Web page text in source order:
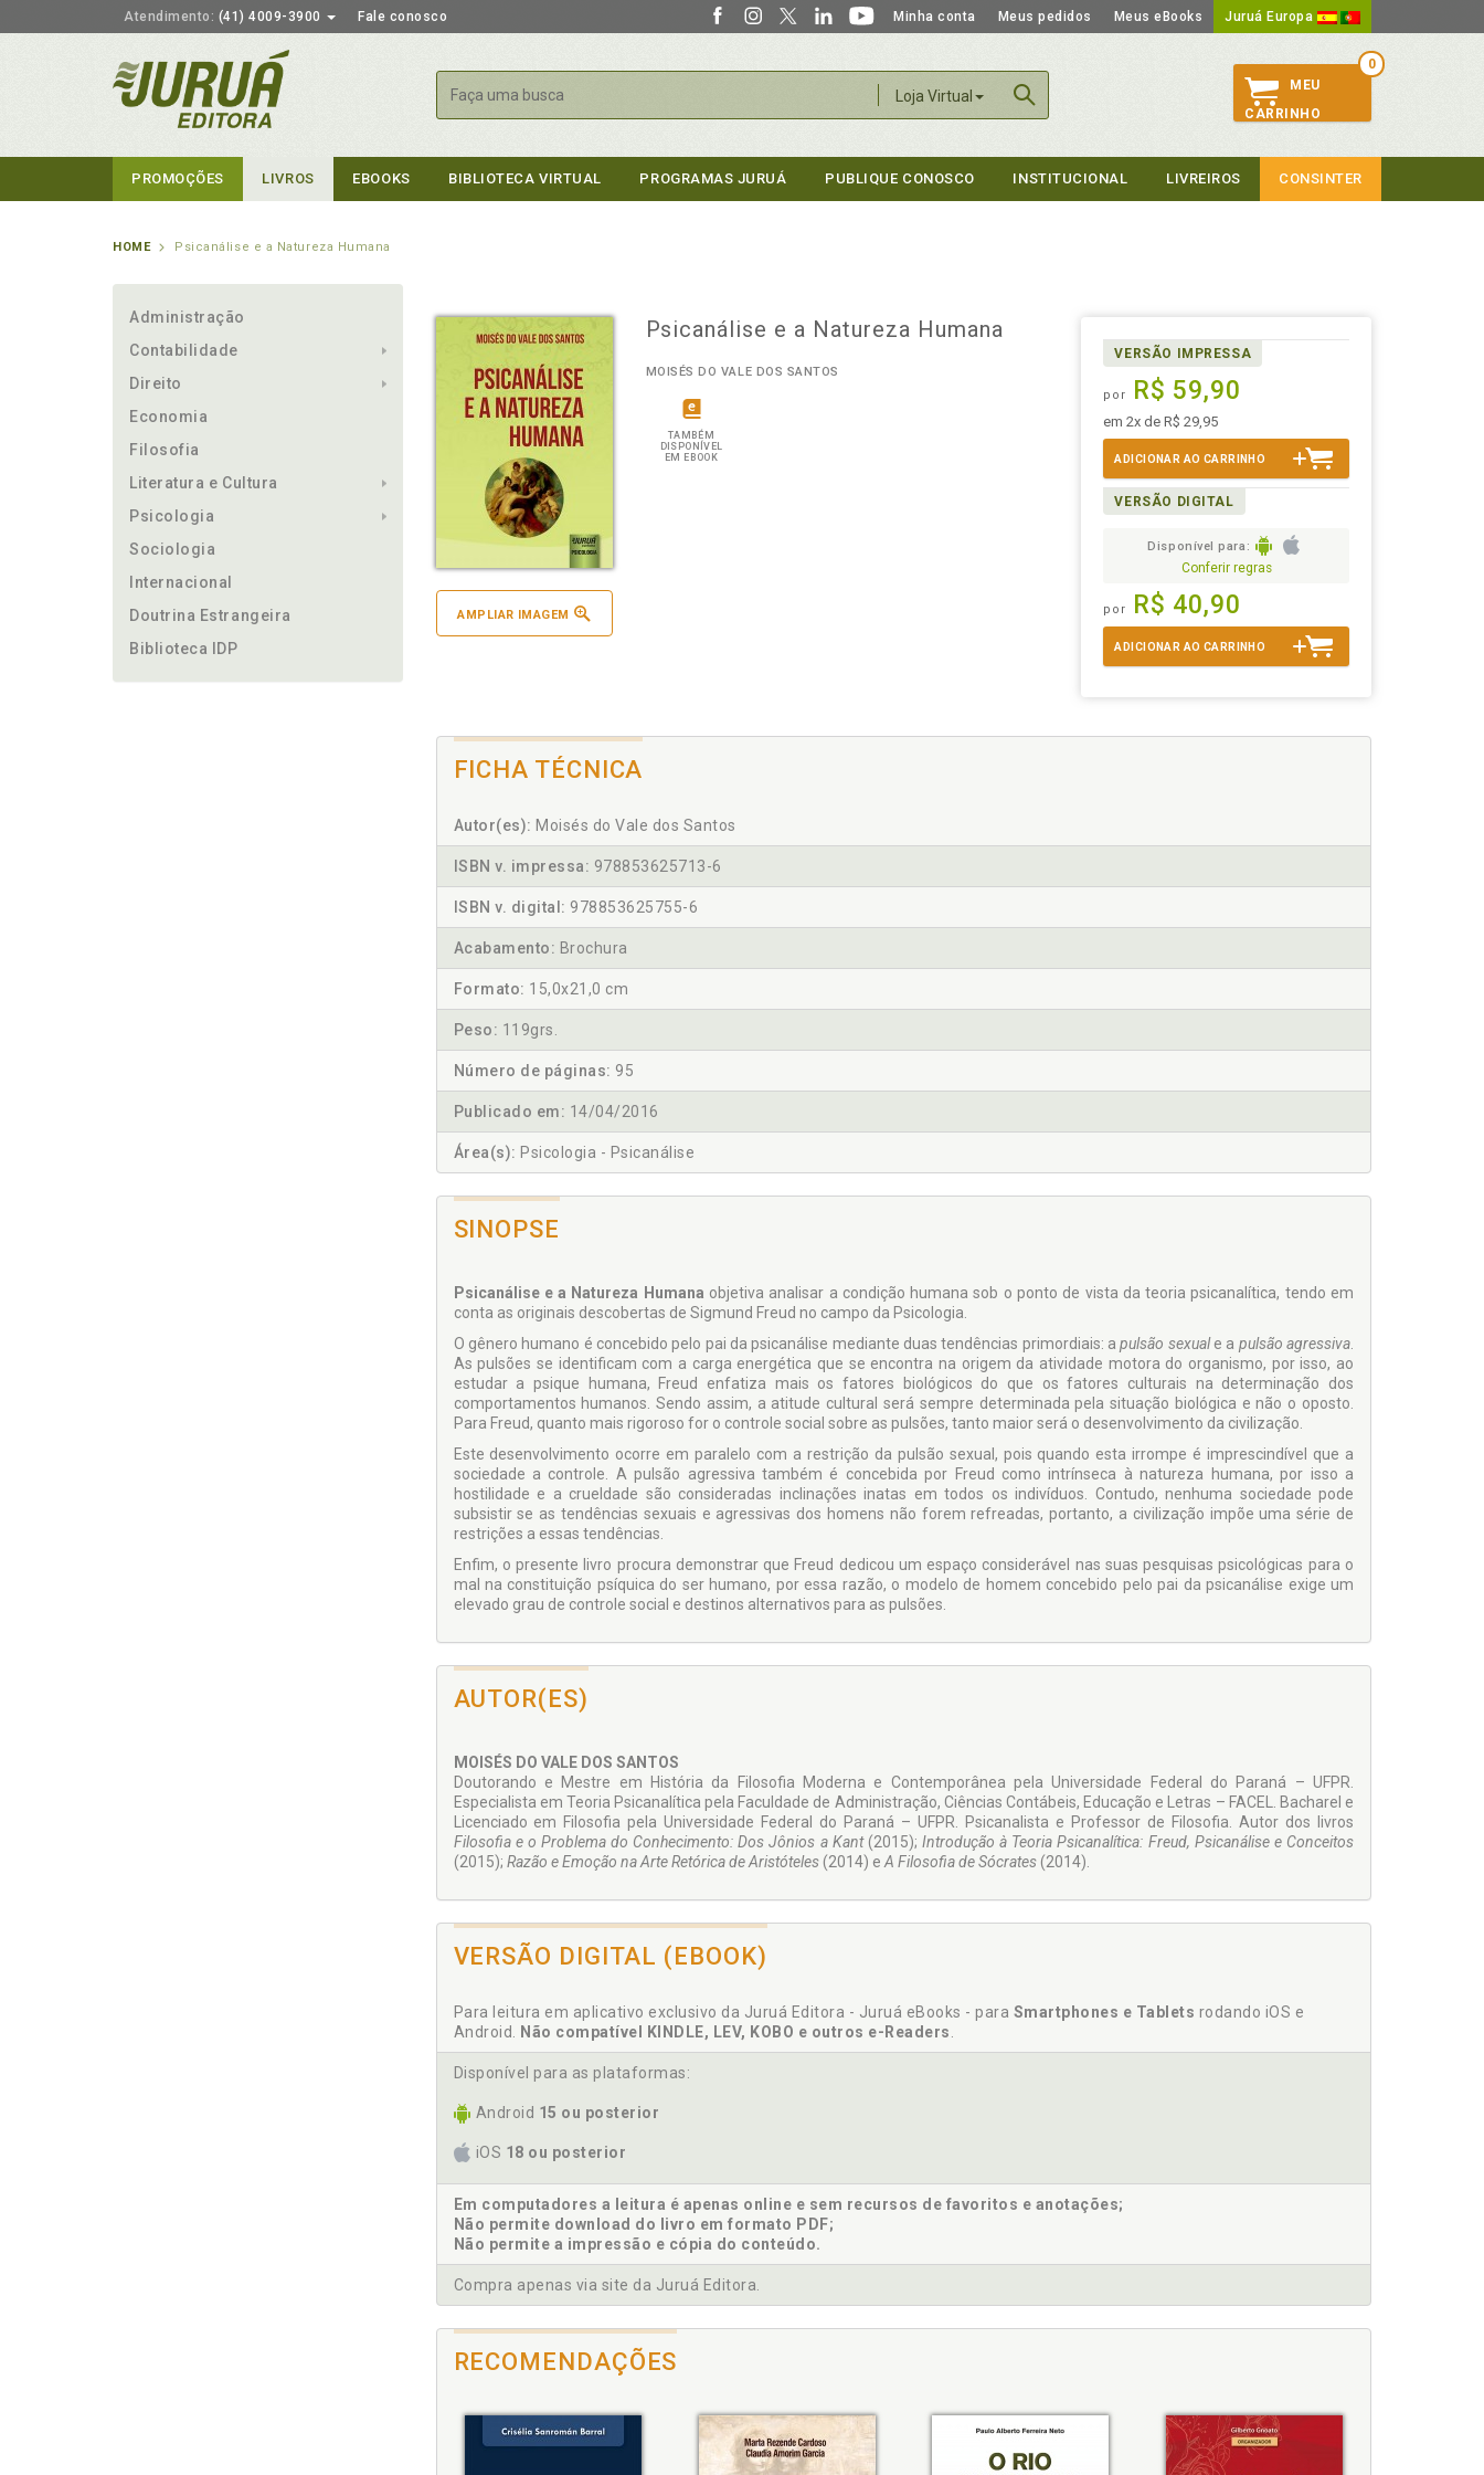
Atendimento: (41) 4009-3900 Fale conosco Minha conta Meus pedidos Meus eBooks Juruá Europa
Loja Virtual
Buscar
0
MEU
CARRINHO
PROMOÇÕES LIVROS EBOOKS BIBLIOTECA VIRTUAL PROGRAMAS JURUÁ PUBLIQUE CONOSCO INSTITUCIONAL LIVREIROS CONSINTER
HOME Psicanálise e a Natureza Humana
Administração
Contabilidade
Direito
Economia
Filosofia
Literatura e Cultura
Psicologia
Sociologia
Internacional
Doutrina Estrangeira
Biblioteca IDP
AMPLIAR IMAGEM
Psicanálise e a Natureza Humana
MOISÉS DO VALE DOS SANTOS
TAMBÉM
DISPONÍVEL
EM EBOOK
VERSÃO IMPRESSA
por R$ 59,90
em 2x de R$ 29,95
ADICIONAR AO CARRINHO
VERSÃO DIGITAL
Disponível para:
Conferir regras
por R$ 40,90
ADICIONAR AO CARRINHO
FICHA TÉCNICA
Autor(es): Moisés do Vale dos Santos
ISBN v. impressa: 978853625713-6
ISBN v. digital: 978853625755-6
Acabamento: Brochura
Formato: 15,0x21,0 cm
Peso: 119grs.
Número de páginas: 95
Publicado em: 14/04/2016
Área(s): Psicologia - Psicanálise
SINOPSE
Psicanálise e a Natureza Humana objetiva analisar a condição humana sob o ponto de vista da teoria psicanalítica, tendo em
conta as originais descobertas de Sigmund Freud no campo da Psicologia.
O gênero humano é concebido pelo pai da psicanálise mediante duas tendências primordiais: apulsão sexuale a pulsão agressiva.
As pulsões se identificam com a carga energética que se encontra na origem da atividade motora do organismo, por isso, ao
estudar a psique humana, Freud enfatiza mais os fatores biológicos do que os fatores culturais na determinação dos
comportamentos humanos. Sendo assim, a atitude cultural será sempre determinada pela situação biológica e não o oposto.
Para Freud, quanto mais rigoroso for o controle social sobre as pulsões, tanto maior será o desenvolvimento da civilização.
Este desenvolvimento ocorre em paralelo com a restrição da pulsão sexual, pois quando esta irrompe é imprescindível que a
sociedade a controle. A pulsão agressiva também é concebida por Freud como intrínseca à natureza humana, por isso a
hostilidade e a crueldade são consideradas inclinações inatas em todos os indivíduos. Contudo, nenhuma sociedade pode
subsistir se as tendências sexuais e agressivas dos homens não forem refreadas, portanto, a civilização impõe uma série de
restrições a essas tendências.
Enfim, o presente livro procura demonstrar que Freud dedicou um espaço considerável nas suas pesquisas psicológicas para o
mal na constituição psíquica do ser humano, por essa razão, o modelo de homem concebido pelo pai da psicanálise exige um
elevado grau de controle social e destinos alternativos para as pulsões.
AUTOR(ES)
MOISÉS DO VALE DOS SANTOS
Doutorando e Mestre em História da Filosofia Moderna e Contemporânea pela Universidade Federal do Paraná – UFPR.
Especialista em Teoria Psicanalítica pela Faculdade de Administração, Ciências Contábeis, Educação e Letras – FACEL. Bacharel e
Licenciado em Filosofia pela Universidade Federal do Paraná – UFPR. Psicanalista e Professor de Filosofia. Autor dos livros
Filosofia e o Problema do Conhecimento: Dos Jônios a Kant(2015);Introdução à Teoria Psicanalítica: Freud, Psicanálise e Conceitos
(2015); Razão e Emoção na Arte Retórica de Aristóteles(2014) eA Filosofia de Sócrates(2014).
VERSÃO DIGITAL (EBOOK)
Para leitura em aplicativo exclusivo da Juruá Editora - Juruá eBooks - para Smartphones e Tablets rodando iOS e
Android. Não compatível KINDLE, LEV, KOBO e outros e-Readers.
Disponível para as plataformas:
Android 15 ou posterior
iOS 18 ou posterior
Em computadores a leitura é apenas online e sem recursos de favoritos e anotações;
Não permite download do livro em formato PDF;
Não permite a impressão e cópia do conteúdo.
Compra apenas via site da Juruá Editora.
RECOMENDAÇÕES